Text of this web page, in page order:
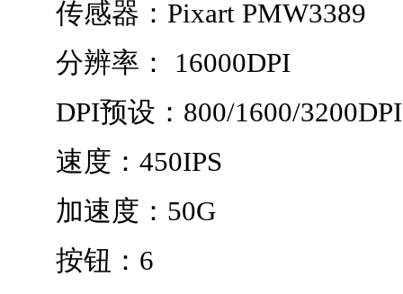
传感器：Pixart PMW3389
分辨率： 16000DPI
DPI预设：800/1600/3200DPI
速度：450IPS
加速度：50G
按钮：6